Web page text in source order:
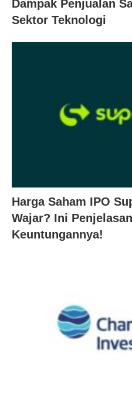
Dampak Penjualan
Sektor Teknologi
Harga Saham IPO
Wajar? Ini
Keuntungannya!